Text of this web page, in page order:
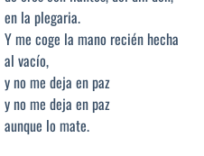
en la plegaria.
Y me coge la mano recién hecha
al vacío,
y no me deja en paz
y no me deja en paz
aunque lo mate.